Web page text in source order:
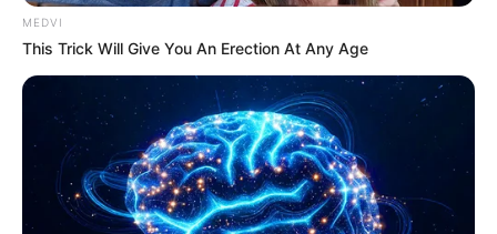
MEDVI
This Trick Will Give You An Erection At Any Age